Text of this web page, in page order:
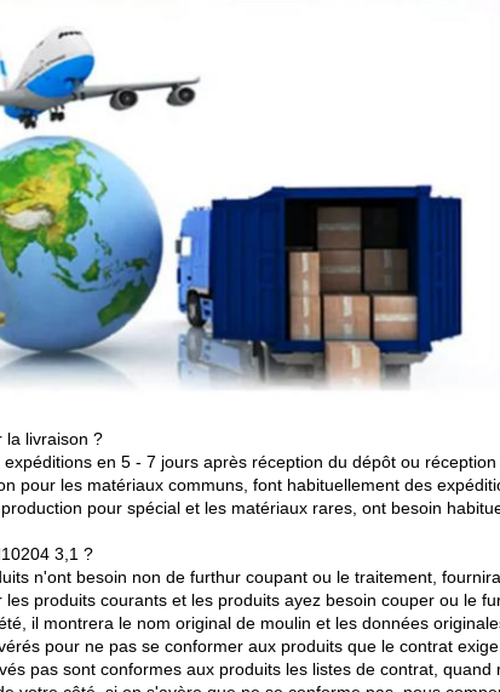
la livraison ?
en 5 - 7 jours après réception du dépôt ou
pour les matériaux communs, font habituellement des
pour spécial et les matériaux rares, ont besoin
3,1 ?
n'ont besoin non de furthur coupant ou le traitement,
produits courants et les produits ayez besoin couper ou le
il montrera le nom original de moulin et les données
pour ne pas se conformer aux produits que le contrat
pas sont conformes aux produits les listes de contrat, quand